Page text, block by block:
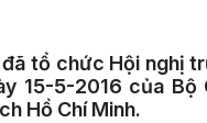
đã tổ chức Hội nghị
15-5-2016 của
Hồ Chí Minh.